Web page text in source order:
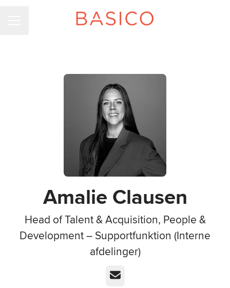
Amalie Clausen
Head of Talent & Acquisition, People &
Development – Supportfunktion (Interne
afdelinger)
E-mail